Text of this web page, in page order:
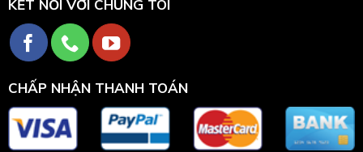
KẾT NỐI VỚI CHÚNG TÔI
CHẤP NHẬN THANH TOÁN